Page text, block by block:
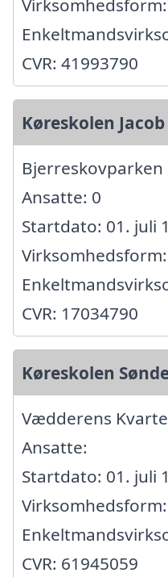
CVR: 41993790
Køreskolen
Bjerreskovparken
Ansatte: 0
Startdato: 01. juli
Virksomhedsform:
CVR: 17034790
Køreskolen
Vædderens
Ansatte:
Startdato: 01. juli
Virksomhedsform:
CVR: 61945059